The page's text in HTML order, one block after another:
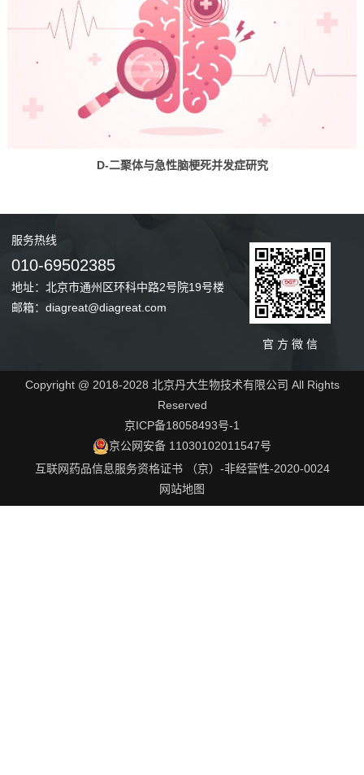
D-二聚体与急性脑梗死并发症研究
服务热线
010-69502385
地址：北京市通州区环科中路2号院19号楼
邮箱：diagreat@diagreat.com
官 方 微 信
Copyright @ 2018-2028 北京丹大生物技术有限公司 All Rights
Reserved
京ICP备18058493号-1
京公网安备 11030102011547号
互联网药品信息服务资格证书 （京）-非经营性-2020-0024
网站地图